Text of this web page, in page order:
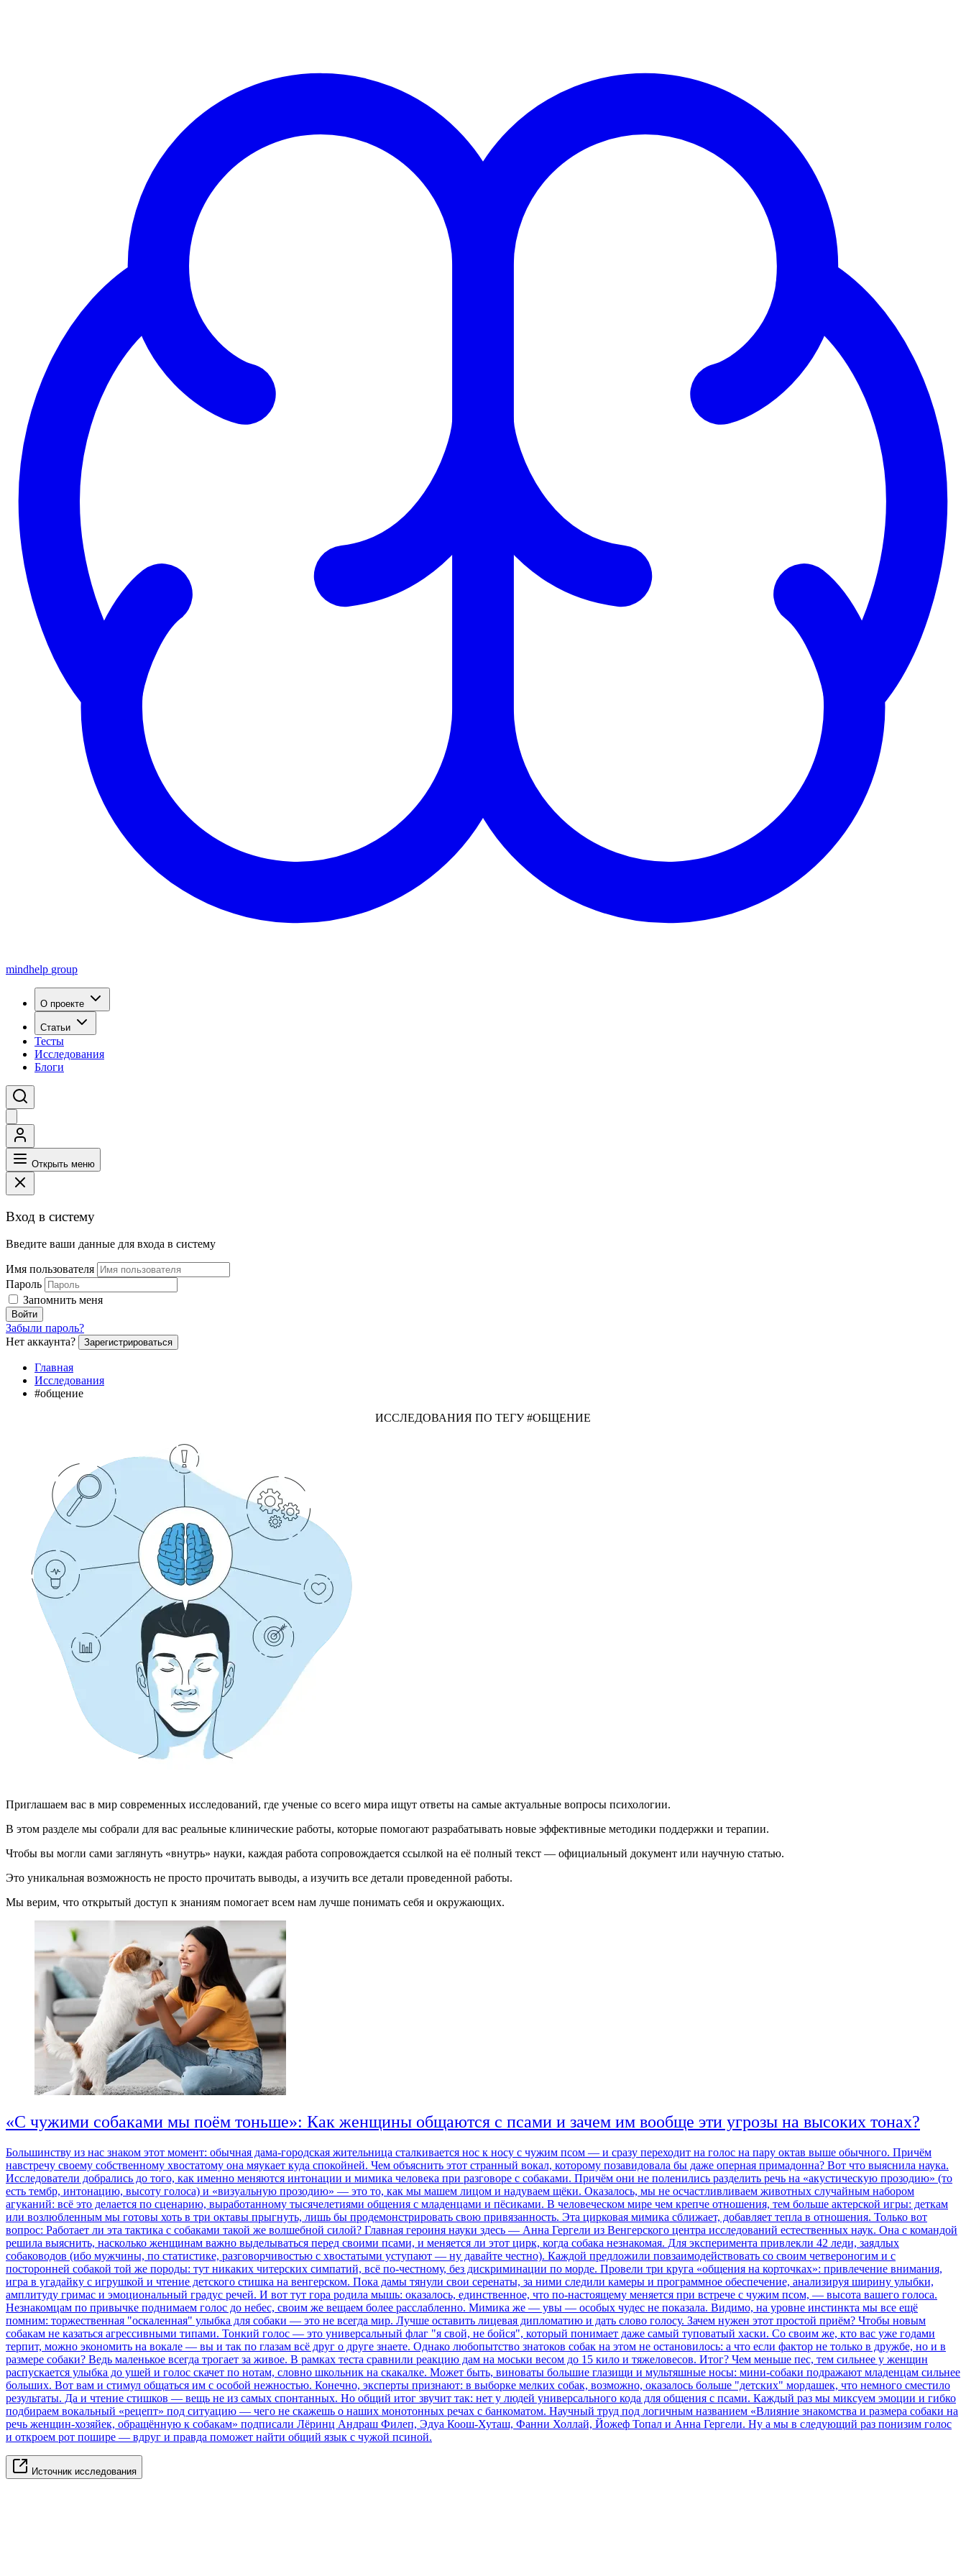
mindhelp group
О проекте
Статьи
Тесты
Исследования
Блоги
Открыть меню
Вход в систему
Введите ваши данные для входа в систему
Имя пользователя
Пароль
Запомнить меня
Войти
Забыли пароль?
Нет аккаунта?
Зарегистрироваться
Главная
Исследования
#общение
ИССЛЕДОВАНИЯ ПО ТЕГУ #ОБЩЕНИЕ
Приглашаем вас в мир современных исследований, где ученые со всего мира ищут ответы на самые актуальные вопросы психологии.
В этом разделе мы собрали для вас реальные клинические работы, которые помогают разрабатывать новые эффективные методики поддержки и терапии.
Чтобы вы могли сами заглянуть «внутрь» науки, каждая работа сопровождается ссылкой на её полный текст — официальный документ или научную статью.
Это уникальная возможность не просто прочитать выводы, а изучить все детали проведенной работы.
Мы верим, что открытый доступ к знаниям помогает всем нам лучше понимать себя и окружающих.
«С чужими собаками мы поём тоньше»: Как женщины общаются с псами и зачем им вообще эти угрозы на высоких тонах?
Большинству из нас знаком этот момент: обычная дама-городская жительница сталкивается нос к носу с чужим псом — и сразу переходит на голос на пару октав выше обычного. Причём
навстречу своему собственному хвостатому она мяукает куда спокойней. Чем объяснить этот странный вокал, которому позавидовала бы даже оперная примадонна? Вот что выяснила наука.
Исследователи добрались до того, как именно меняются интонации и мимика человека при разговоре с собаками. Причём они не поленились разделить речь на «акустическую прозодию» (то
есть тембр, интонацию, высоту голоса) и «визуальную прозодию» — это то, как мы машем лицом и надуваем щёки. Оказалось, мы не осчастливливаем животных случайным набором
агуканий: всё это делается по сценарию, выработанному тысячелетиями общения с младенцами и пёсиками. В человеческом мире чем крепче отношения, тем больше актерской игры: деткам
или возлюбленным мы готовы хоть в три октавы прыгнуть, лишь бы продемонстрировать свою привязанность. Эта цирковая мимика сближает, добавляет тепла в отношения. Только вот
вопрос: Работает ли эта тактика с собаками такой же волшебной силой? Главная героиня науки здесь — Анна Гергели из Венгерского центра исследований естественных наук. Она с командой
решила выяснить, насколько женщинам важно выделываться перед своими псами, и меняется ли этот цирк, когда собака незнакомая. Для эксперимента привлекли 42 леди, заядлых
собаководов (ибо мужчины, по статистике, разговорчивостью с хвостатыми уступают — ну давайте честно). Каждой предложили повзаимодействовать со своим четвероногим и с
посторонней собакой той же породы: тут никаких читерских симпатий, всё по-честному, без дискриминации по морде. Провели три круга «общения на корточках»: привлечение внимания,
игра в угадайку с игрушкой и чтение детского стишка на венгерском. Пока дамы тянули свои серенаты, за ними следили камеры и программное обеспечение, анализируя ширину улыбки,
амплитуду гримас и эмоциональный градус речей. И вот тут гора родила мышь: оказалось, единственное, что по-настоящему меняется при встрече с чужим псом, — высота вашего голоса.
Незнакомцам по привычке поднимаем голос до небес, своим же вещаем более расслабленно. Мимика же — увы — особых чудес не показала. Видимо, на уровне инстинкта мы все ещё
помним: торжественная "оскаленная" улыбка для собаки — это не всегда мир. Лучше оставить лицевая дипломатию и дать слово голосу. Зачем нужен этот простой приём? Чтобы новым
собакам не казаться агрессивными типами. Тонкий голос — это универсальный флаг "я свой, не бойся", который понимает даже самый туповатый хаски. Со своим же, кто вас уже годами
терпит, можно экономить на вокале — вы и так по глазам всё друг о друге знаете. Однако любопытство знатоков собак на этом не остановилось: а что если фактор не только в дружбе, но и в
размере собаки? Ведь маленькое всегда трогает за живое. В рамках теста сравнили реакцию дам на моськи весом до 15 кило и тяжеловесов. Итог? Чем меньше пес, тем сильнее у женщин
распускается улыбка до ушей и голос скачет по нотам, словно школьник на скакалке. Может быть, виноваты большие глазищи и мультяшные носы: мини-собаки подражают младенцам сильнее
больших. Вот вам и стимул общаться им с особой нежностью. Конечно, эксперты признают: в выборке мелких собак, возможно, оказалось больше "детских" мордашек, что немного сместило
результаты. Да и чтение стишков — вещь не из самых спонтанных. Но общий итог звучит так: нет у людей универсального кода для общения с псами. Каждый раз мы миксуем эмоции и гибко
подбираем вокальный «рецепт» под ситуацию — чего не скажешь о наших монотонных речах с банкоматом. Научный труд под логичным названием «Влияние знакомства и размера собаки на
речь женщин-хозяйек, обращённую к собакам» подписали Лёринц Андраш Филеп, Эдуа Коош-Хуташ, Фанни Холлай, Йожеф Топал и Анна Гергели. Ну а мы в следующий раз понизим голос
и откроем рот пошире — вдруг и правда поможет найти общий язык с чужой псиной.
Источник исследования